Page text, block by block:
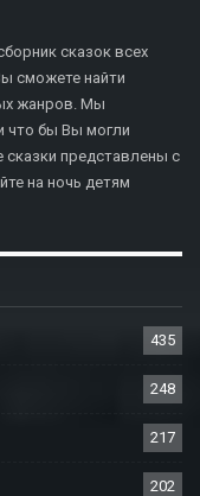
сказок всех
сможете найти
жанров. Мы
что бы Вы могли
сказки представлены с
на ночь детям
435
248
217
202